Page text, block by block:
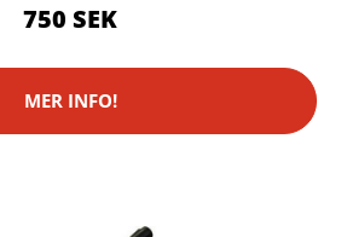
750 SEK
MER INFO!